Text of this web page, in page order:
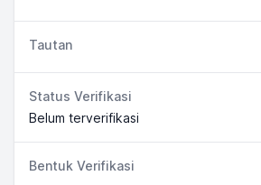
Tautan
Status Verifikasi
Belum terverifikasi
Bentuk Verifikasi